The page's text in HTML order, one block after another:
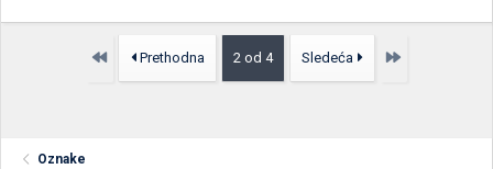
Prvo Prethodna 2 od 4 Sledeća Poslednja
Oznake